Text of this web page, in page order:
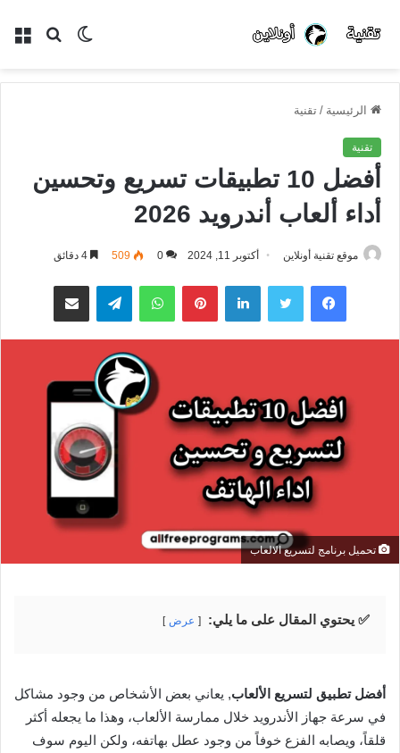
بحث الوضع
الرئيسية / تقنية
تقنية
أفضل 10 تطبيقات تسريع وتحسين
أداء ألعاب أندرويد 2026
موقع تقنية أونلاين أكتوبر 11, 2024 0
509
فيسبوك تويتر لينكدإن بينتيريستواتساب تيلقرام مشاركة عبر البريد
تحميل برنامج لتسريع الالعاب
✅ يحتوي المقال على ما يلي: عرض
أفضل تطبيق لتسريع الألعاب, يعاني بعض الأشخاص من وجود مشاكل
في سرعة جهاز الأندرويد خلال ممارسة الألعاب، وهذا ما يجعله أكثر
قلقاً، ويصابه الفزع خوفاً من وجود عطل بهاتفه، ولكن اليوم سوف